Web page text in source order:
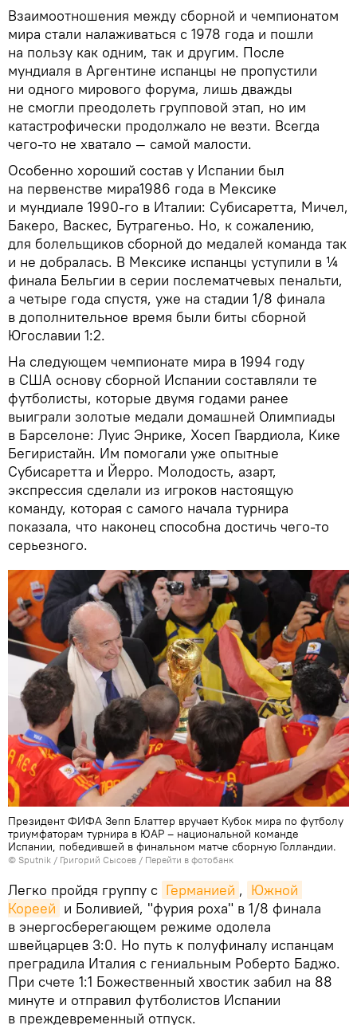
Взаимоотношения между сборной и чемпионатом
мира стали налаживаться с 1978 года и пошли
на пользу как одним, так и другим. После
мундиаля в Аргентине испанцы не пропустили
ни одного мирового форума, лишь дважды
не смогли преодолеть групповой этап, но им
катастрофически продолжало не везти. Всегда
чего-то не хватало — самой малости.
Особенно хороший состав у Испании был
на первенстве мира1986 года в Мексике
и мундиале 1990-го в Италии: Субисаретта, Мичел,
Бакеро, Васкес, Бутрагеньо. Но, к сожалению,
для болельщиков сборной до медалей команда так
и не добралась. В Мексике испанцы уступили в ¼
финала Бельгии в серии послематчевых пенальти,
а четыре года спустя, уже на стадии 1/8 финала
в дополнительное время были биты сборной
Югославии 1:2.
На следующем чемпионате мира в 1994 году
в США основу сборной Испании составляли те
футболисты, которые двумя годами ранее
выиграли золотые медали домашней Олимпиады
в Барселоне: Луис Энрике, Хосеп Гвардиола, Кике
Бегиристайн. Им помогали уже опытные
Субисаретта и Йерро. Молодость, азарт,
экспрессия сделали из игроков настоящую
команду, которая с самого начала турнира
показала, что наконец способна достичь чего-то
серьезного.
Президент ФИФА Зепп Блаттер вручает Кубок мира по футболу
триумфаторам турнира в ЮАР – национальной команде
Испании, победившей в финальном матче сборную Голландии.
© Sputnik / Григорий Сысоев / Перейти в фотобанк
Легко пройдя группу с Германией , Южной
Кореей и Боливией, "фурия роха" в 1/8 финала
в энергосберегающем режиме одолела
швейцарцев 3:0. Но путь к полуфиналу испанцам
преградила Италия с гениальным Роберто Баджо.
При счете 1:1 Божественный хвостик забил на 88
минуте и отправил футболистов Испании
в преждевременный отпуск.